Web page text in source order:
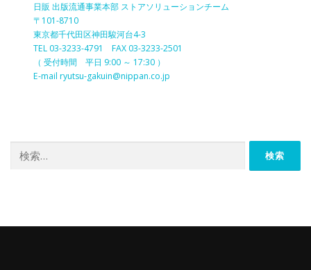
日販 出版流通事業本部 ストアソリューションチーム
〒101-8710
東京都千代田区神田駿河台4-3
TEL 03-3233-4791 FAX 03-3233-2501
（ 受付時間 平日 9:00 ～ 17:30 ）
E-mail ryutsu-gakuin@nippan.co.jp
索: